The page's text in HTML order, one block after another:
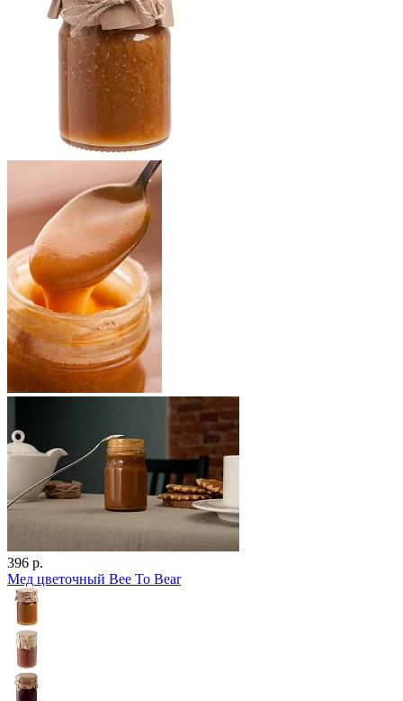
396 р.
Мед цветочный Bee To Bear